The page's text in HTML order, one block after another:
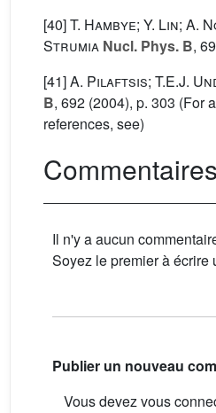
[40]T. Hambye; Y. Lin; A.
Strumia Nucl. Phys. B,
[41]A. Pilaftsis; T.E.J.
B, 692 (2004), p. 303 (For
references, see)
Commentaires
Il n'y a aucun
Soyez le premier à écrire
Publier un nouveau
Vous devez vous